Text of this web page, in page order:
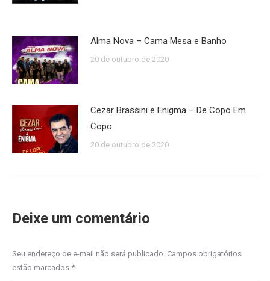
Alma Nova – Cama Mesa e Banho
20 de outubro de 2020
Cezar Brassini e Enigma – De Copo Em
Copo
20 de outubro de 2020
Deixe um comentário
Seu endereço de e-mail não será publicado. Campos obrigatórios
estão marcados *